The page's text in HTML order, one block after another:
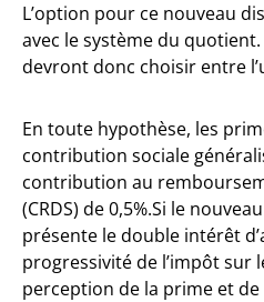
L’option pour ce nouveau
avec le système du
devront donc choisir entre
En toute hypothèse, les
contribution sociale
contribution au
(CRDS) de 0,5%.Si le
présente le double intérêt
progressivité de l’impôt sur
perception de la prime et